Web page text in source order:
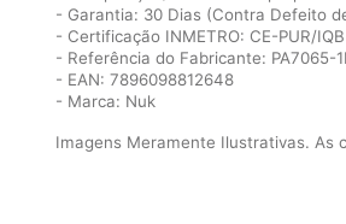
- Garantia: 30 Dias (Contra Defeito
- Certificação INMETRO: CE-PUR/
- Referência do Fabricante: PA7065-
- EAN: 7896098812648
- Marca: Nuk
Imagens Meramente Ilustrativas. As